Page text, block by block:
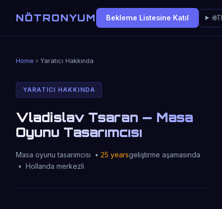
NÖTRONYUM Bekleme Listesine Katıl 🌐
Home › Yaratıcı Hakkında
YARATICI HAKKINDA
Vladislav Tsaran — Masa
Oyunu Tasarımcısı
Masa oyunu tasarımcısı • 25 yearsgeliştirme aşamasında
• Hollanda merkezli